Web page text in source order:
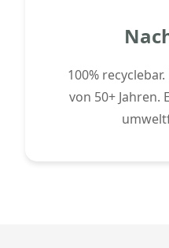
100%
von 50+ Jahren.